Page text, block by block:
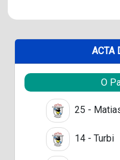
ACTA
O
25 -
14 - Turbi